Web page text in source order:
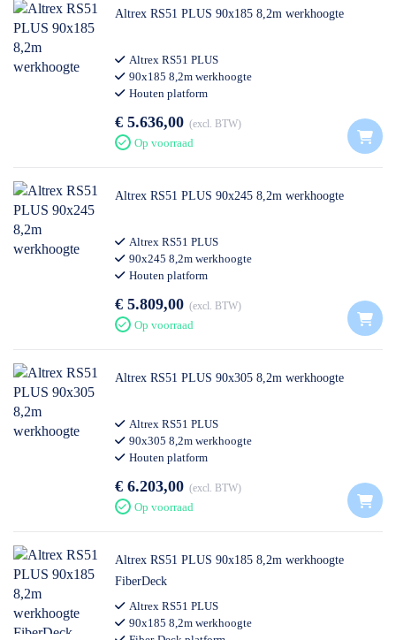
Altrex RS51 PLUS 90x185 8,2m werkhoogte
Altrex RS51 PLUS
90x185 8,2m werkhoogte
Houten platform
€ 5.636,00 excl. BTW
Op voorraad
Altrex RS51 PLUS 90x245 8,2m werkhoogte
Altrex RS51 PLUS
90x245 8,2m werkhoogte
Houten platform
€ 5.809,00 excl. BTW
Op voorraad
Altrex RS51 PLUS 90x305 8,2m werkhoogte
Altrex RS51 PLUS
90x305 8,2m werkhoogte
Houten platform
€ 6.203,00 excl. BTW
Op voorraad
Altrex RS51 PLUS 90x185 8,2m werkhoogte
FiberDeck
Altrex RS51 PLUS
90x185 8,2m werkhoogte